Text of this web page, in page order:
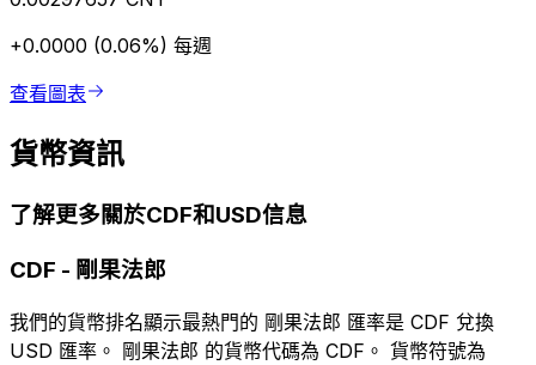
+0.0000 (0.06%) 每週
查看圖表
貨幣資訊
了解更多關於CDF和USD信息
CDF - 剛果法郎
我們的貨幣排名顯示最熱門的 剛果法郎 匯率是 CDF 兌換
USD 匯率。 剛果法郎 的貨幣代碼為 CDF。 貨幣符號為